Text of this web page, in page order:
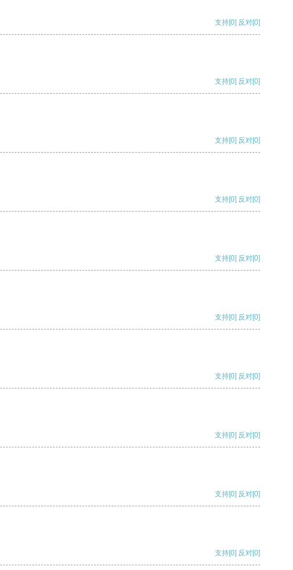
支持[0] 反对[0]
支持[0] 反对[0]
支持[0] 反对[0]
支持[0] 反对[0]
支持[0] 反对[0]
支持[0] 反对[0]
支持[0] 反对[0]
支持[0] 反对[0]
支持[0] 反对[0]
支持[0] 反对[0]